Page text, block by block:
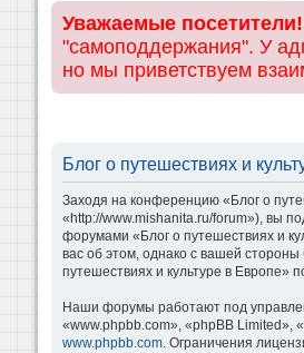
Уважаемые посетители!
"самоподдержания". У
но мы приветствуем
Блог о путешествиях и
Заходя на конференцию «Блог о
«http://www.mishanita.ru/forum»), вы
форумами «Блог о путешествиях и
вас об этом, однако с вашей
путешествиях и культуре в Европе»
Наши форумы работают под
«www.phpbb.com», «phpBB Limited»,
www.phpbb.com. Ограничения